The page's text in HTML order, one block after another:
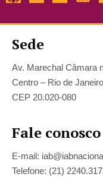
Sede
Av. Marechal Câmara
Centro – Rio de
CEP 20.020-080
Fale conosco
E-mail:
Telefone: (21)